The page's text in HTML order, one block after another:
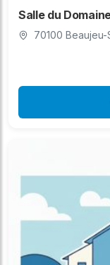
Salle du
70100 Beaujeu-